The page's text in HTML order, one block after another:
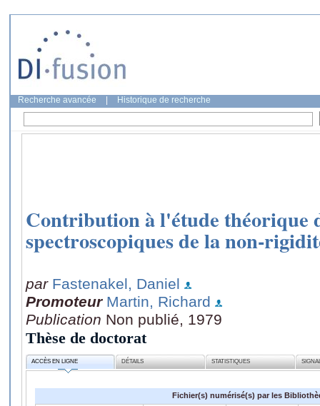
Recherche avancée Historique de recherche
Contribution à l'étude théorique
spectroscopiques de la non-
par Fastenakel, Daniel
Promoteur Martin, Richard
Publication Non publié, 1979
Thèse de doctorat
ACCÈS EN LIGNE DÉTAILS STATISTIQUES
Fichier(s) numérisé(s) par les